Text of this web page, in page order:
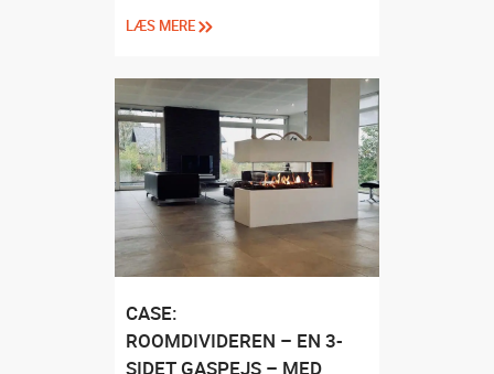
LÆS MERE
CASE:
ROOMDIVIDEREN – EN 3-
SIDET GASPEJS – MED